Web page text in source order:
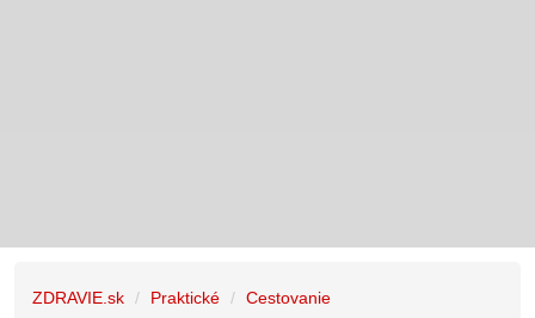
ZDRAVIE.sk Praktické Cestovanie